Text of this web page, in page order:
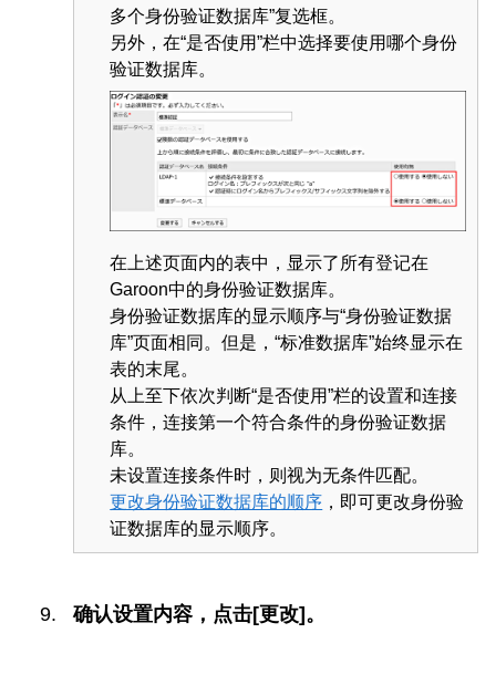
多个身份验证数据库”复选框。
另外，在“是否使用”栏中选择要使用哪个身份
验证数据库。
在上述页面内的表中，显示了所有登记在
Garoon中的身份验证数据库。
身份验证数据库的显示顺序与“身份验证数据
库”页面相同。但是，“标准数据库”始终显示在
表的末尾。
从上至下依次判断“是否使用”栏的设置和连接
条件，连接第一个符合条件的身份验证数据
库。
未设置连接条件时，则视为无条件匹配。
更改身份验证数据库的顺序 ，即可更改身份验
证数据库的显示顺序。
确认设置内容，点击[更改]。